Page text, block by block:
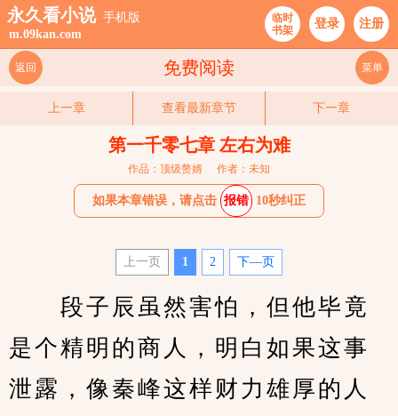
永久看小说 手机版
m.09kan.com
临时
书架
登录 注册
免费阅读
返回 菜单
上一章 查看最新章节 下一章
第一千零七章 左右为难
作品：顶级赘婿 作者：未知
如果本章错误，请点击 报错 10秒纠正
上一页 1 2 下—页
段子辰虽然害怕，但他毕竟
是个精明的商人，明白如果这事
泄露，像秦峰这样财力雄厚的人